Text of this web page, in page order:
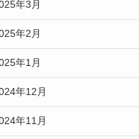
年3月
年2月
年1月
年12月
年11月